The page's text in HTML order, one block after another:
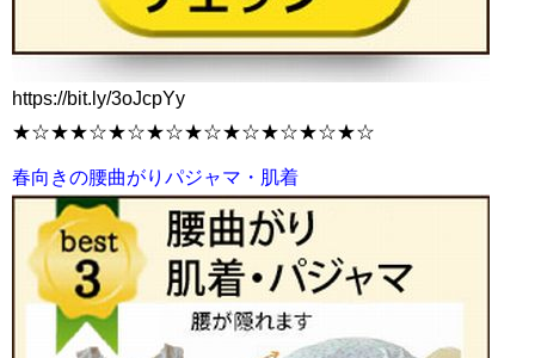
https://bit.ly/3oJcpYy
★☆★★☆★☆★☆★☆★☆★☆★☆★☆
春向きの腰曲がりパジャマ・肌着